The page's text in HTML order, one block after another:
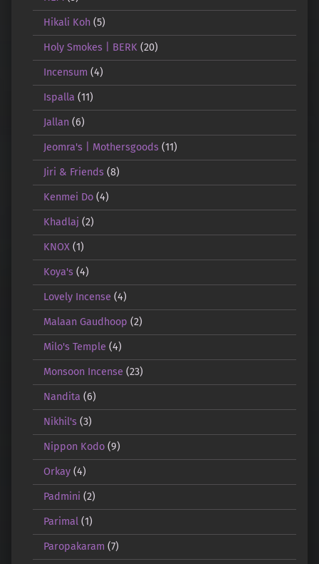
Hikali Koh(5)
Holy Smokes | BERK(20)
Incensum (4)
Ispalla (11)
Jallan(6)
Jeomra's | Mothersgoods(11)
Jiri & Friends(8)
Kenmei Do(4)
Khadlaj (2)
KNOX(1)
Koya's(4)
Lovely Incense (4)
Malaan Gaudhoop (2)
Milo's Temple (4)
Monsoon Incense (23)
Nandita (6)
Nikhil's(3)
Nippon Kodo(9)
Orkay(4)
Padmini (2)
Parimal(1)
Paropakaram (7)